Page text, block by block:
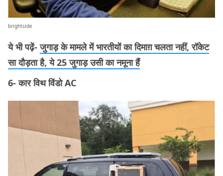
brightside
ये भी पढ़ें-जुगाड़ के मामले में भारतीयों का दिमाग़ चलता नहीं, रॉकेट
सा दौड़ता है, ये 25 जुगाड़ उसी का नमूना हैं
6- कार विथ विंडो AC